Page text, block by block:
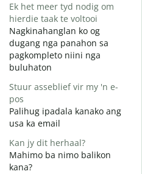
Ek het meer tyd nodig om
hierdie taak te voltooi
Nagkinahanglan ko og
dugang nga panahon sa
pagkompleto niini nga
buluhaton
Stuur asseblief vir my 'n e-
pos
Palihug ipadala kanako ang
usa ka email
Kan jy dit herhaal?
Mahimo ba nimo balikon
kana?